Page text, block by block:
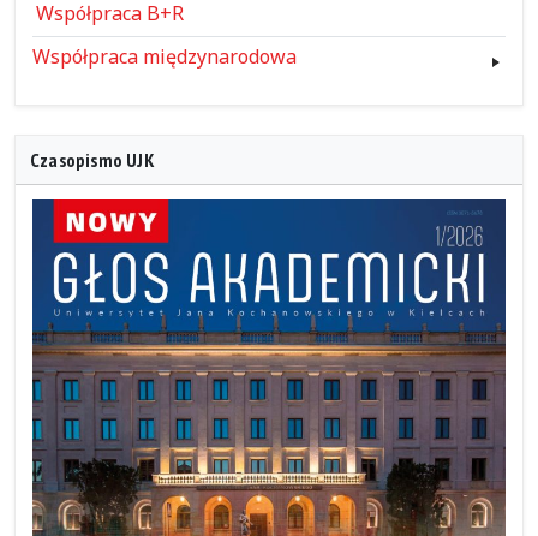
Współpraca B+R
Współpraca międzynarodowa
Czasopismo UJK